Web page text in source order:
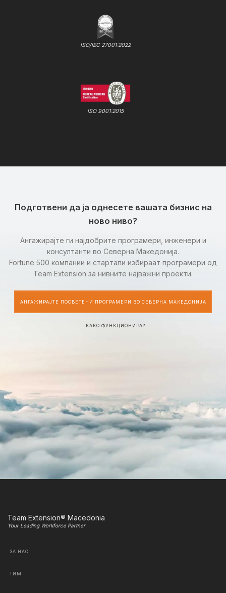
ISO/IEC 27001:2022
ISO 9001:2015
Подготвени да ја однесете вашата бизнис на
ново ниво?
Ангажирајте ги најдобрите програмери, инженери и
консултанти во Северна Македонија.
Fortune 500 компании и стартапи избираат програмери од
Team Extension за нивните најважни проекти.
АНГАЖИРАЈТЕ ПОСВЕТЕНИ ПРОГРАМЕРИ ВО СЕВЕРНА МАКЕДОНИЈА
КАКО ФУНКЦИОНИРА?
Team Extension® Macedonia
Your Leading Workforce Partner
ЗА НАС
ТИМ